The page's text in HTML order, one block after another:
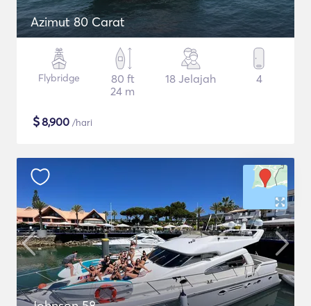
Azimut 80 Carat
Flybridge
80 ft
24 m
18 Jelajah 4
$8,900 /hari